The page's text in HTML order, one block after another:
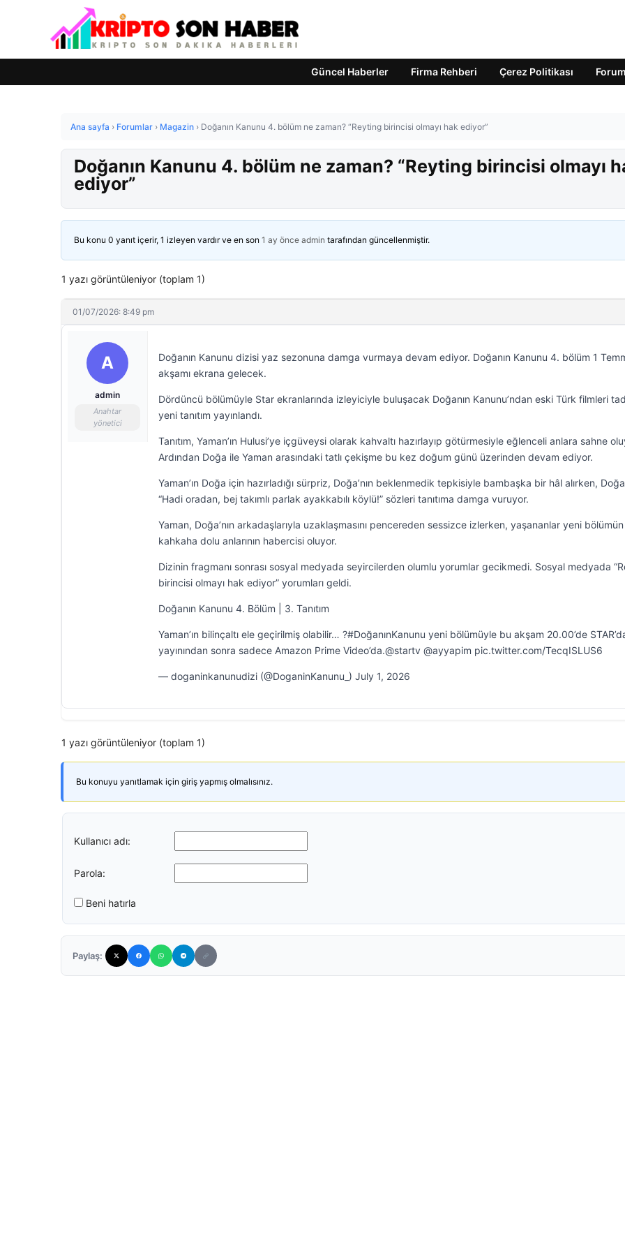
Güncel Haberler Firma Rehberi Çerez Politikası Forum
Ana sayfa › Forumlar › Magazin › Doğanın Kanunu 4. bölüm ne zaman? “Reyting birincisi olmayı hak ediyor”
Doğanın Kanunu 4. bölüm ne zaman? “Reyting birincisi olmayı
ediyor”
Bu konu 0 yanıt içerir, 1 izleyen vardır ve en son 1 ay önce admin tarafından güncellenmiştir.
1 yazı görüntüleniyor (toplam 1)
01/07/2026: 8:49 pm
A
admin
Anahtar
yönetici
Doğanın Kanunu dizisi yaz sezonuna damga vurmaya devam ediyor. Doğanın Kanunu 4. bölüm 1
akşamı ekrana gelecek.
Dördüncü bölümüyle Star ekranlarında izleyiciyle buluşacak Doğanın Kanunu’ndan eski Türk filmleri
yeni tanıtım yayınlandı.
Tanıtım, Yaman’ın Hulusi’ye içgüveysi olarak kahvaltı hazırlayıp götürmesiyle eğlenceli anlara sahne
Ardından Doğa ile Yaman arasındaki tatlı çekişme bu kez doğum günü üzerinden devam ediyor.
Yaman’ın Doğa için hazırladığı sürpriz, Doğa’nın beklenmedik tepkisiyle bambaşka bir hâl alırken,
“Hadi oradan, bej takımlı parlak ayakkabılı köylü!” sözleri tanıtıma damga vuruyor.
Yaman, Doğa’nın arkadaşlarıyla uzaklaşmasını pencereden sessizce izlerken, yaşananlar yeni bölümün
kahkaha dolu anlarının habercisi oluyor.
Dizinin fragmanı sonrası sosyal medyada seyircilerden olumlu yorumlar gecikmedi. Sosyal medyada
birincisi olmayı hak ediyor” yorumları geldi.
Doğanın Kanunu 4. Bölüm | 3. Tanıtım
Yaman’ın bilinçaltı ele geçirilmiş olabilir… ?#DoğanınKanunu yeni bölümüyle bu akşam 20.00’de
yayınından sonra sadece Amazon Prime Video’da.@startv @ayyapim pic.twitter.com/TecqISLUS6
— doganinkanunudizi (@DoganinKanunu_) July 1, 2026
1 yazı görüntüleniyor (toplam 1)
Bu konuyu yanıtlamak için giriş yapmış olmalısınız.
Kullanıcı adı:
Parola:
Beni hatırla
Paylaş: